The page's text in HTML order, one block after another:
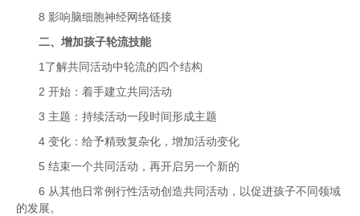
8 影响脑细胞神经网络链接
二、增加孩子轮流技能
1 了解共同活动中轮流的四个结构
2 开始：着手建立共同活动
3 主题：持续活动一段时间形成主题
4 变化：给予精致复杂化，增加活动变化
5 结束一个共同活动，再开启另一个新的
6 从其他日常例行性活动创造共同活动，以促进孩子不同领域
的发展。